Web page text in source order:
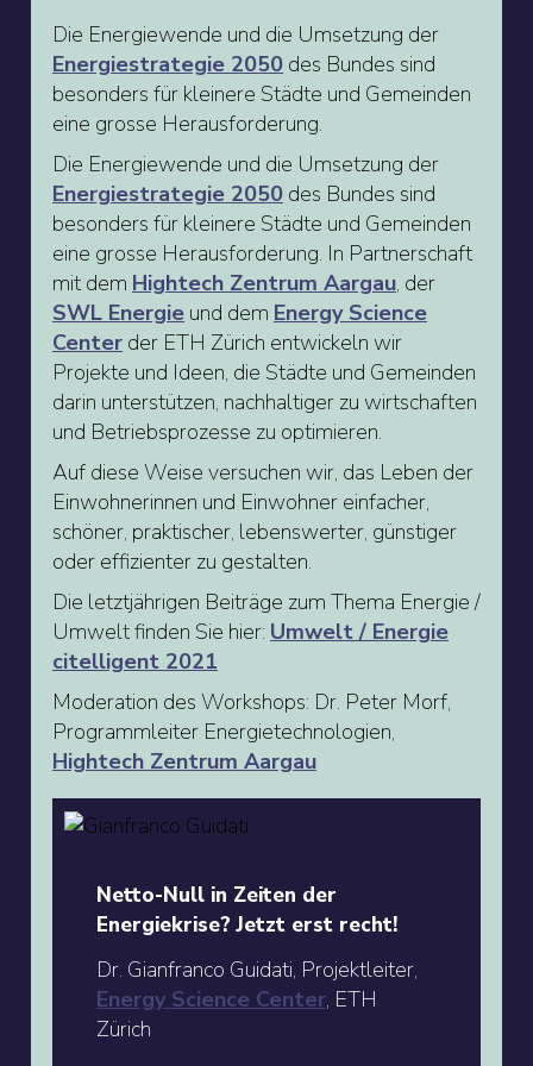
Die Energiewende und die Umsetzung der
Energiestrategie 2050 des Bundes sind
besonders für kleinere Städte und Gemeinden
eine grosse Herausforderung.
Die Energiewende und die Umsetzung der
Energiestrategie 2050 des Bundes sind
besonders für kleinere Städte und Gemeinden
eine grosse Herausforderung. In Partnerschaft
mit dem Hightech Zentrum Aargau, der
SWL Energie und dem Energy Science
Center der ETH Zürich entwickeln wir
Projekte und Ideen, die Städte und Gemeinden
darin unterstützen, nachhaltiger zu wirtschaften
und Betriebsprozesse zu optimieren.
Auf diese Weise versuchen wir, das Leben der
Einwohnerinnen und Einwohner einfacher,
schöner, praktischer, lebenswerter, günstiger
oder effizienter zu gestalten.
Die letztjährigen Beiträge zum Thema Energie /
Umwelt finden Sie hier: Umwelt / Energie
citelligent 2021
Moderation des Workshops: Dr. Peter Morf,
Programmleiter Energietechnologien,
Hightech Zentrum Aargau
Netto-Null in Zeiten der
Energiekrise? Jetzt erst recht!
Dr. Gianfranco Guidati, Projektleiter,
Energy Science Center, ETH
Zürich